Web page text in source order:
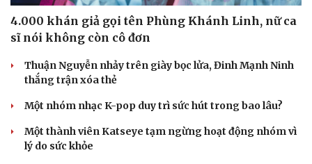
4.000 khán giả gọi tên Phùng Khánh Linh, nữ ca
sĩ nói không còn cô đơn
Thuận Nguyễn nhảy trên giày bọc lửa, Đinh Mạnh Ninh
thắng trận xóa thẻ
Một nhóm nhạc K-pop duy trì sức hút trong bao lâu?
Một thành viên Katseye tạm ngừng hoạt động nhóm vì
lý do sức khỏe